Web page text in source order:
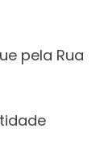
pela Rua